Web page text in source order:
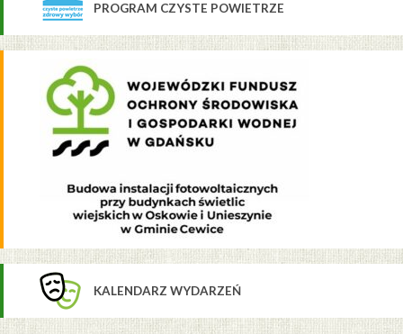
PROGRAM CZYSTE POWIETRZE
KALENDARZ WYDARZEŃ